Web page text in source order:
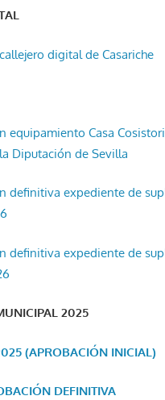
digital de Casariche
equipamiento Casa
Diputación de Sevilla
definitiva expediente de
definitiva expediente de
2025
(APROBACIÓN INICIAL)
DEFINITIVA